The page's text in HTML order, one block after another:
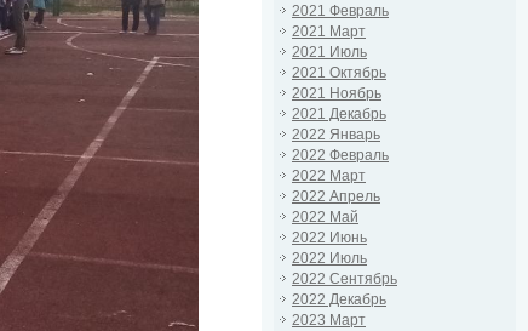
2021 Февраль
2021 Март
2021 Июль
2021 Октябрь
2021 Ноябрь
2021 Декабрь
2022 Январь
2022 Февраль
2022 Март
2022 Апрель
2022 Май
2022 Июнь
2022 Июль
2022 Сентябрь
2022 Декабрь
2023 Март